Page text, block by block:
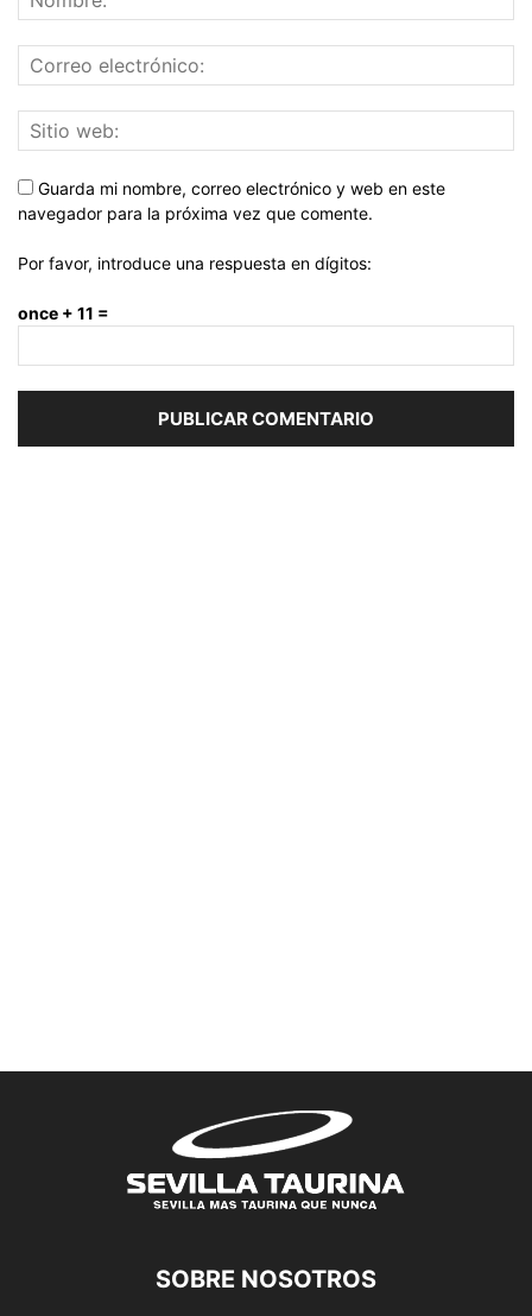
Guarda mi nombre, correo electrónico y web en este
navegador para la próxima vez que comente.
Por favor, introduce una respuesta en dígitos:
once + 11 =
SOBRE NOSOTROS